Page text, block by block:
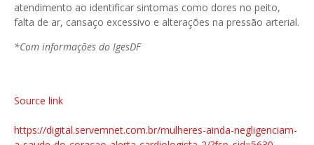
atendimento ao identificar sintomas como dores no peito,
falta de ar, cansaço excessivo e alterações na pressão arterial.
*Com informações do IgesDF
Source link
https://digital.servemnet.com.br/mulheres-ainda-negligenciam-